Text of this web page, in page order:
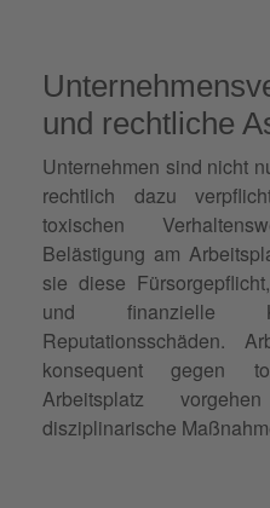
und rechtliche
Unternehmen sind nicht
rechtlich dazu
toxischen
Belästigung am
sie diese
und finanzielle
Reputationsschäden.
konsequent gegen
Arbeitsplatz
disziplinarische